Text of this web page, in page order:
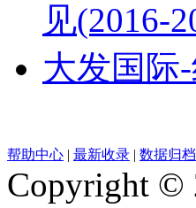
见(2016-
大发国际
帮助中心 | 最新收录 | 数据归档
Copyright ©